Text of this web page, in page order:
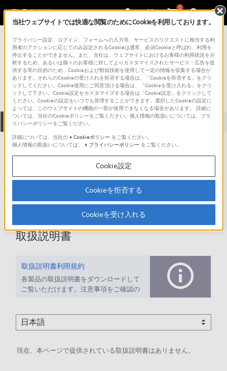
0
総合サポート・お問い合わせ プロフェッショナル／業務用
KCA-60CI
全て ダウンロード 取扱説明書 Q&A
ダウンロード
現在、本ページで提供されているアップデート情報はありませ
取扱説明書
取扱説明書利用規約
各製品の取扱説明書をダウンロードして
ご覧いただけます。注意事項をご確認の
現在、本ページで提供されている取扱説明書はありません。
当社ウェブサイトでは快適な閲覧のためにCookieを利用しております。
プライバシー設定、ログイン、フォームへの入力等、サービスのリクエストに相当する利
用者のアクションに応じてのみ設定されるCookieは通常、必須Cookieと呼ばれ、利用を
停止することができません。また、当社は、ウェブサイトにおけるお客様の利用状況を分
析するため、あるいは個々のお客様に対してよりカスタマイズされたサービス・広告を提
供する等の目的のため、Cookieおよび類似技術を使用して一定の情報を収集する場合が
あります。それらのCookieの受け入れを拒否する場合は、「Cookieを拒否する」をクリ
ックしてください。Cookie使用にご同意頂ける場合は、「Cookieを受け入れる」をクリ
ックして下さい。Cookie設定をカスタマイズする場合は「Cookie設定」をクリックして
ください。Cookieの設定をいつでも管理することができます。選択したCookieの設定に
よっては、このウェブサイトの機能の一部が使用できなくなる場合があります。 詳細に
ついては、当社のCookieポリシーをご覧ください。個人情報の取扱いについては、プラ
イバシーポリシーをご覧ください。
詳細については、当社の
Cookieポリシー をご覧ください。
個人情報の取扱いについては、
プライバシーポリシー をご覧ください。
Cookie設定
Cookieを拒否する
Cookieを受け入れる